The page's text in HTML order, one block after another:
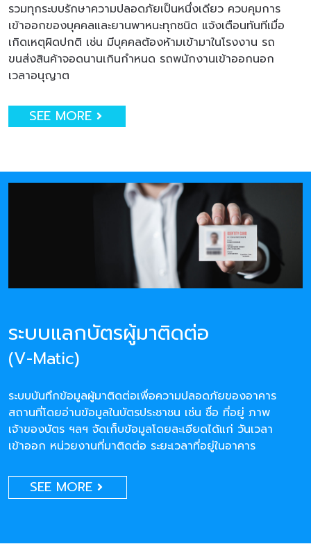
รวมทุกระบบรักษาความปลอดภัยเป็นหนึ่งเดียว ควบคุมการ
เข้าออกของบุคคลและยานพาหนะทุกชนิด แจ้งเตือนทันทีเมื่อ
เกิดเหตุผิดปกติ เช่น มีบุคคลต้องห้ามเข้ามาในโรงงาน รถ
ขนส่งสินค้าจอดนานเกินกำหนด รถพนักงานเข้าออกนอก
เวลาอนุญาต
SEE MORE
ระบบแลกบัตรผู้มาติดต่อ
(V-Matic)
ระบบบันทึกข้อมูลผู้มาติดต่อเพื่อความปลอดภัยของอาคาร
สถานที่โดยอ่านข้อมูลในบัตรประชาชน เช่น ชื่อ ที่อยู่ ภาพ
เจ้าของบัตร ฯลฯ จัดเก็บข้อมูลโดยละเอียดได้แก่ วันเวลา
เข้าออก หน่วยงานที่มาติดต่อ ระยะเวลาที่อยู่ในอาคาร
SEE MORE